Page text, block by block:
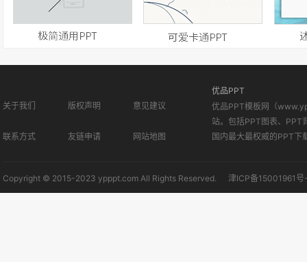
关于我们 版权声明 意见建议
联系方式 友链申请 网站地图
优品PPT
优品PPT模板网（
站。包括PPT图表、PPT
国内最大最权威的PPT下
Copyright © 2015-2023 ypppt.com All Rights Reserved. 津ICP备15001961号